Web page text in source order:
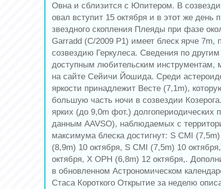
Овна и сблизится с Юпитером. В
овал вступит 15 октября и в этот же день
звездного скопления Плеяды при фазе
Garradd (C/2009 P1) имеет блеск ярче 7m,
созвездию Геркулеса. Сведения по
доступным любительским инструментам,
на сайте Сейичи Йошида. Среди
яркости принадлежит Весте (7,1m),
большую часть ночи в созвездии
ярких (до 9,0m фот.) долгопериодических
данным AAVSO), наблюдаемых с
максимума блеска достигнут: S CMI
(8,9m) 10 октября, S CMI (7,5m) 10
октября, X OPH (6,8m) 12 октября,.
в обновленном Астрономическом
Стаса Короткого Открытие за неделю